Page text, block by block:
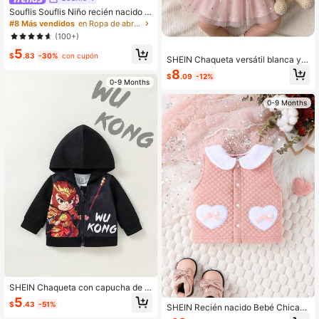
Souflis Souflis Niño recién nacido A
brigo con capucha con textura de c
able
#8 Más vendidos
en Ropa de abrigo para bebé recién nacido
(100+)
$5.83 -30% con cupón
0-9 Months
SHEIN Chaqueta con capucha de B
lackmyth WuKong MonkeyKing par
a bebés niñas y niños, sudadera co
$5.43 -51%
SHEIN Chaqueta versátil blanca y e
sponjosa para bebé recién nacida,
otoño e invierno
$8.09 -12%
0-9 Months
SHEIN Recién nacido Bebé Chicas